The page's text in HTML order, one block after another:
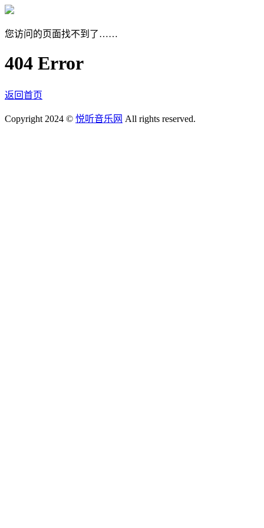
您访问的页面找不到了……
404 Error
返回首页
Copyright 2024 © 悦听音乐网 All rights reserved.